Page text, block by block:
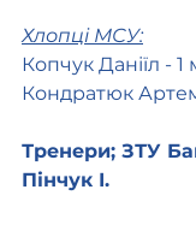
Хлопці МСУ:
Копчук Даніїл - 1
Кондратюк
Тренери; ЗТУ
Пінчук І.